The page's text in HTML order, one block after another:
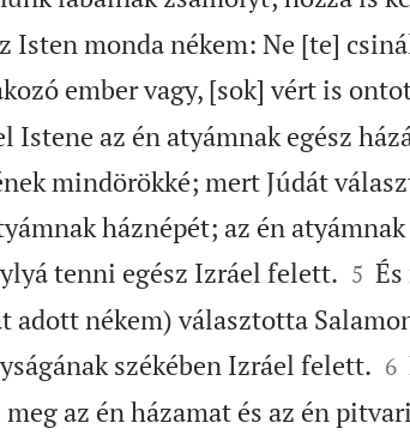
Isten monda nékem: Ne [te]
ember vagy, [sok] vért is
Istene az én atyámnak egész
mindörökké; mert Júdát
háznépét; az én
tenni egész Izráel felett.
5
adott nékem) választotta
székében Izráel felett.
6
az én házamat és az én